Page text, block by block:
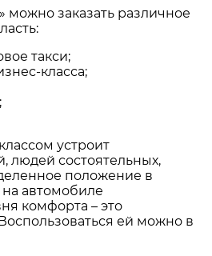
можно заказать различное
такси;
класса;
устроит
людей состоятельных,
положение в
автомобиле
комфорта – это
Воспользоваться ей можно в